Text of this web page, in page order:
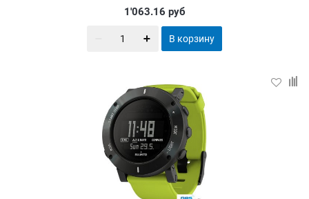
1'063.16 руб
В корзину